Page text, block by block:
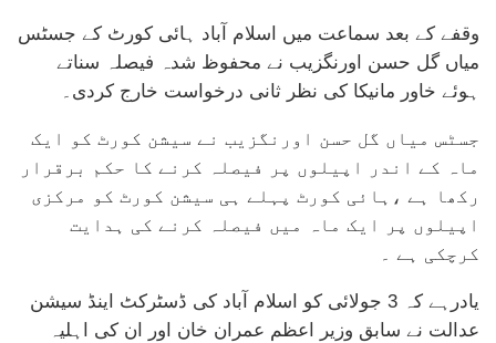
وقفے کے بعد سماعت میں اسلام آباد ہائی کورٹ کے جسٹس
میاں گل حسن اورنگزیب نے محفوظ شدہ فیصلہ سناتے
ہوئے خاور مانیکا کی نظر ثانی درخواست خارج کردی۔
جسٹس میاں گل حسن اورنگزیب نے سیشن کورٹ کو ایک
ماہ کے اندر اپیلوں پر فیصلہ کرنے کا حکم برقرار
رکھا ہے ،ہائی کورٹ پہلے ہی سیشن کورٹ کو مرکزی
اپیلوں پر ایک ماہ میں فیصلہ کرنے کی ہدایت
کرچکی ہے ۔
یادرہے کہ 3 جولائی کو اسلام آباد کی ڈسٹرکٹ اینڈ سیشن
عدالت نے سابق وزیر اعظم عمران خان اور ان کی اہلیہ